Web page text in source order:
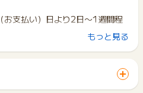
お支払い）日より2日〜1週間程
デジタルライフサポート プレ
）
もっと見る